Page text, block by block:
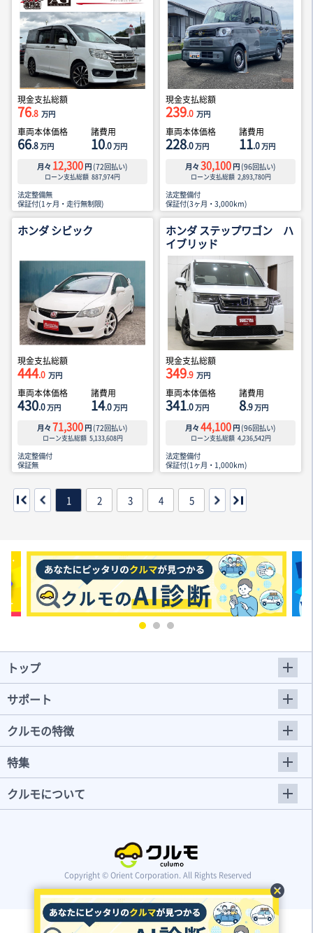
cancel
現金支払総額
76.8 万円
車両本体価格
66.8万円
諸費用
10.0万円
月々 12,300 円 (72回払い)
ローン支払総額 887,974円
法定整備無
保証付(1ヶ月・走行無制限)
現金支払総額
239.0 万円
車両本体価格
228.0万円
諸費用
11.0万円
月々 30,100 円 (96回払い)
ローン支払総額 2,893,780円
法定整備付
保証付(3ヶ月・3,000km)
ホンダ シビック
現金支払総額
444.0 万円
車両本体価格
430.0万円
諸費用
14.0万円
月々 71,300 円 (72回払い)
ローン支払総額 5,133,608円
法定整備付
保証無
ホンダ ステップワゴン ハ
イブリッド
現金支払総額
349.9 万円
車両本体価格
341.0万円
諸費用
8.9万円
月々 44,100 円 (96回払い)
ローン支払総額 4,236,542円
法定整備付
保証付(1ヶ月・1,000km)
1 2 3 4 5
トップ
サポート
クルモの特徴
特集
クルモについて
Copyright © Orient Corporation. All Rights Reserved